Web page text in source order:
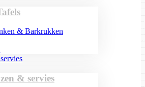
& Barkrukken
& servies